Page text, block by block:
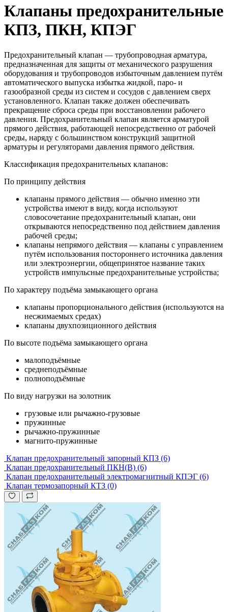
Клапаны предохранительные
КПЗ, ПКН, КПЭГ
Предохранительный клапан — трубопроводная арматура,
предназначенная для защиты от механического разрушения
оборудования и трубопроводов избыточным давлением путём
автоматического выпуска избытка жидкой, паро- и
газообразной среды из систем и сосудов с давлением сверх
установленного. Клапан также должен обеспечивать
прекращение сброса среды при восстановлении рабочего
давления. Предохранительный клапан является арматурой
прямого действия, работающей непосредственно от рабочей
среды, наряду с большинством конструкций защитной
арматуры и регуляторами давления прямого действия.
Классификация предохранительных клапанов:
По принципу действия
клапаны прямого действия — обычно именно эти
устройства имеют в виду, когда используют
словосочетание предохранительный клапан, они
открываются непосредственно под действием давления
рабочей среды;
клапаны непрямого действия — клапаны с управлением
путём использования постороннего источника давления
или электроэнергии, общепринятое название таких
устройств импульсные предохранительные устройства;
По характеру подъёма замыкающего органа
клапаны пропорционального действия (используются на
несжимаемых средах)
клапаны двухпозиционного действия
По высоте подъёма замыкающего органа
малоподъёмные
среднеподъёмные
полноподъёмные
По виду нагрузки на золотник
грузовые или рычажно-грузовые
пружинные
рычажно-пружинные
магнито-пружинные
Клапан предохранительный запорный КПЗ (6)
Клапан предохранительный ПКН(В) (6)
Клапан предохранительный электромагнитный КПЭГ (6)
Клапан термозапорный КТЗ (0)